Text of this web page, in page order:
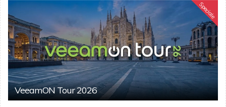
Speciale
VeeamON Tour 2026